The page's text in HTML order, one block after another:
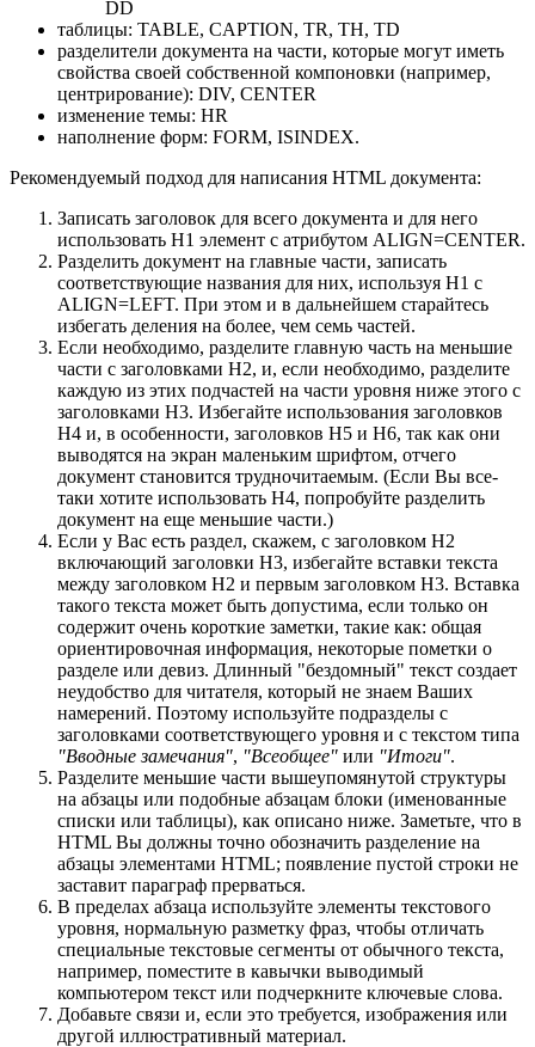
DD
таблицы: TABLE, CAPTION, TR, TH, TD
разделители документа на части, которые могут иметь
свойства своей собственной компоновки (например,
центрирование): DIV, CENTER
изменение темы: HR
наполнение форм: FORM, ISINDEX.
Рекомендуемый подход для написания HTML документа:
Записать заголовок для всего документа и для него
использовать H1 элемент с атрибутом ALIGN=CENTER.
Разделить документ на главные части, записать
соответствующие названия для них, используя H1 с
ALIGN=LEFT. При этом и в дальнейшем старайтесь
избегать деления на более, чем семь частей.
Если необходимо, разделите главную часть на меньшие
части с заголовками H2, и, если необходимо, разделите
каждую из этих подчастей на части уровня ниже этого с
заголовками H3. Избегайте использования заголовков
H4 и, в особенности, заголовков H5 и H6, так как они
выводятся на экран маленьким шрифтом, отчего
документ становится трудночитаемым. (Если Вы все-
таки хотите использовать H4, попробуйте разделить
документ на еще меньшие части.)
Если у Вас есть раздел, скажем, с заголовком H2
включающий заголовки H3, избегайте вставки текста
между заголовком H2 и первым заголовком H3. Вставка
такого текста может быть допустима, если только он
содержит очень короткие заметки, такие как: общая
ориентировочная информация, некоторые пометки о
разделе или девиз. Длинный "бездомный" текст создает
неудобство для читателя, который не знаем Ваших
намерений. Поэтому используйте подразделы с
заголовками соответствующего уровня и с текстом типа
"Вводные замечания", "Всеобщее" или "Итоги".
Разделите меньшие части вышеупомянутой структуры
на абзацы или подобные абзацам блоки (именованные
списки или таблицы), как описано ниже. Заметьте, что в
HTML Вы должны точно обозначить разделение на
абзацы элементами HTML; появление пустой строки не
заставит параграф прерваться.
В пределах абзаца используйте элементы текстового
уровня, нормальную разметку фраз, чтобы отличать
специальные текстовые сегменты от обычного текста,
например, поместите в кавычки выводимый
компьютером текст или подчеркните ключевые слова.
Добавьте связи и, если это требуется, изображения или
другой иллюстративный материал.